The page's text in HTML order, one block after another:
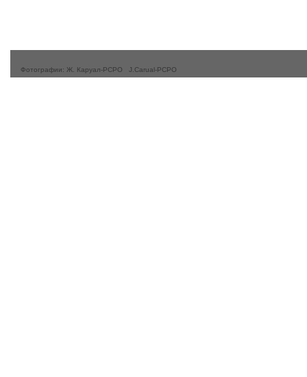
Фотографии: Ж. Каруал-PCPO J.Carual-PCPO